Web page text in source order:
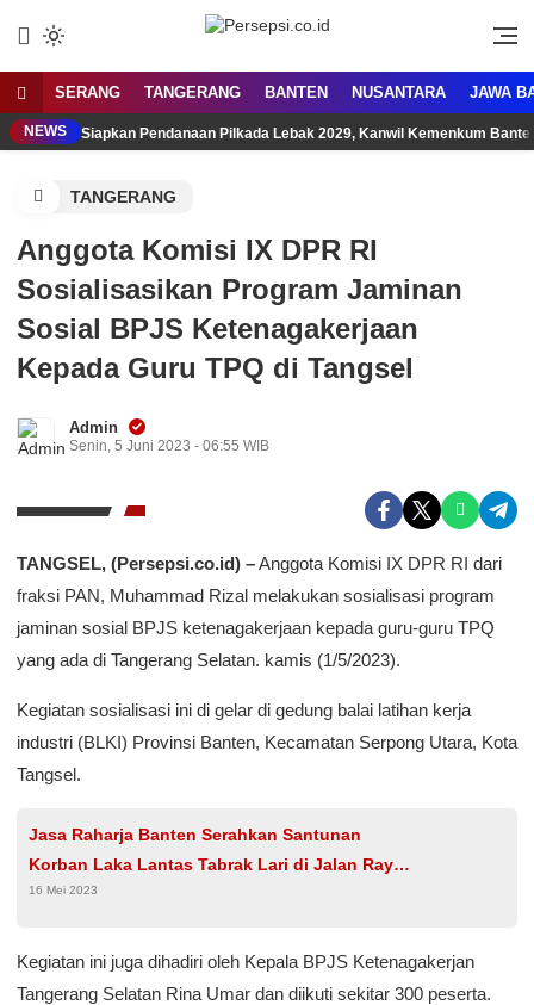
SERANG TANGERANG BANTEN NUSANTARA JAWA
NEWS Siapkan Pendanaan Pilkada Lebak 2029, Kanwil Kemenkum
TANGERANG
Anggota Komisi IX DPR RI
Sosialisasikan Program Jaminan
Sosial BPJS Ketenagakerjaan
Kepada Guru TPQ di Tangsel
Admin
Senin, 5 Juni 2023 - 06:55 WIB
TANGSEL, (Persepsi.co.id) –Anggota Komisi IX DPR RI dari
fraksi PAN, Muhammad Rizal melakukan sosialisasi program
jaminan sosial BPJS ketenagakerjaan kepada guru-guru TPQ
yang ada di Tangerang Selatan. kamis (1/5/2023).
Kegiatan sosialisasi ini di gelar di gedung balai latihan kerja
industri (BLKI) Provinsi Banten, Kecamatan Serpong Utara, Kota
Tangsel.
Jasa Raharja Banten Serahkan Santunan
Korban Laka Lantas Tabrak Lari di Jalan Raya
Bojonegara
16 Mei 2023
Kegiatan ini juga dihadiri oleh Kepala BPJS Ketenagakerjan
Tangerang Selatan Rina Umar dan diikuti sekitar 300 peserta.